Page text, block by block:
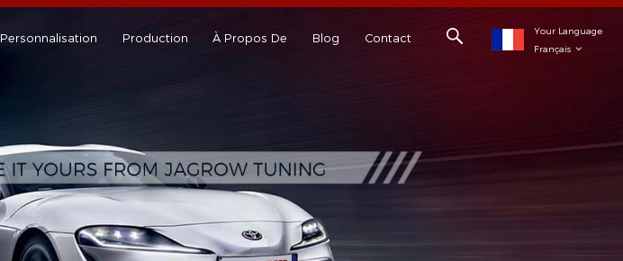
Your Language
Français
Personnalisation Production À Propos De Blog Contact